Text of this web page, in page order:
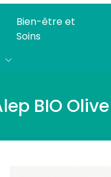
Bien-être et
Soins
BIO